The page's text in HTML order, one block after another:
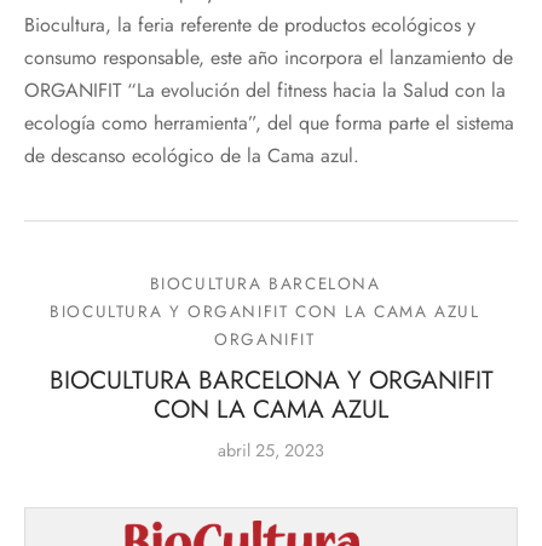
Biocultura, la feria referente de productos ecológicos y
consumo responsable, este año incorpora el lanzamiento de
ORGANIFIT “La evolución del fitness hacia la Salud con la
ecología como herramienta”, del que forma parte el sistema
de descanso ecológico de la Cama azul.
BIOCULTURA BARCELONA
BIOCULTURA Y ORGANIFIT CON LA CAMA AZUL
ORGANIFIT
BIOCULTURA BARCELONA Y ORGANIFIT
CON LA CAMA AZUL
abril 25, 2023